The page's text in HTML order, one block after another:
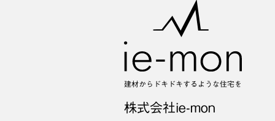
建材からドキドキするような住宅を
株式会社ie-mon